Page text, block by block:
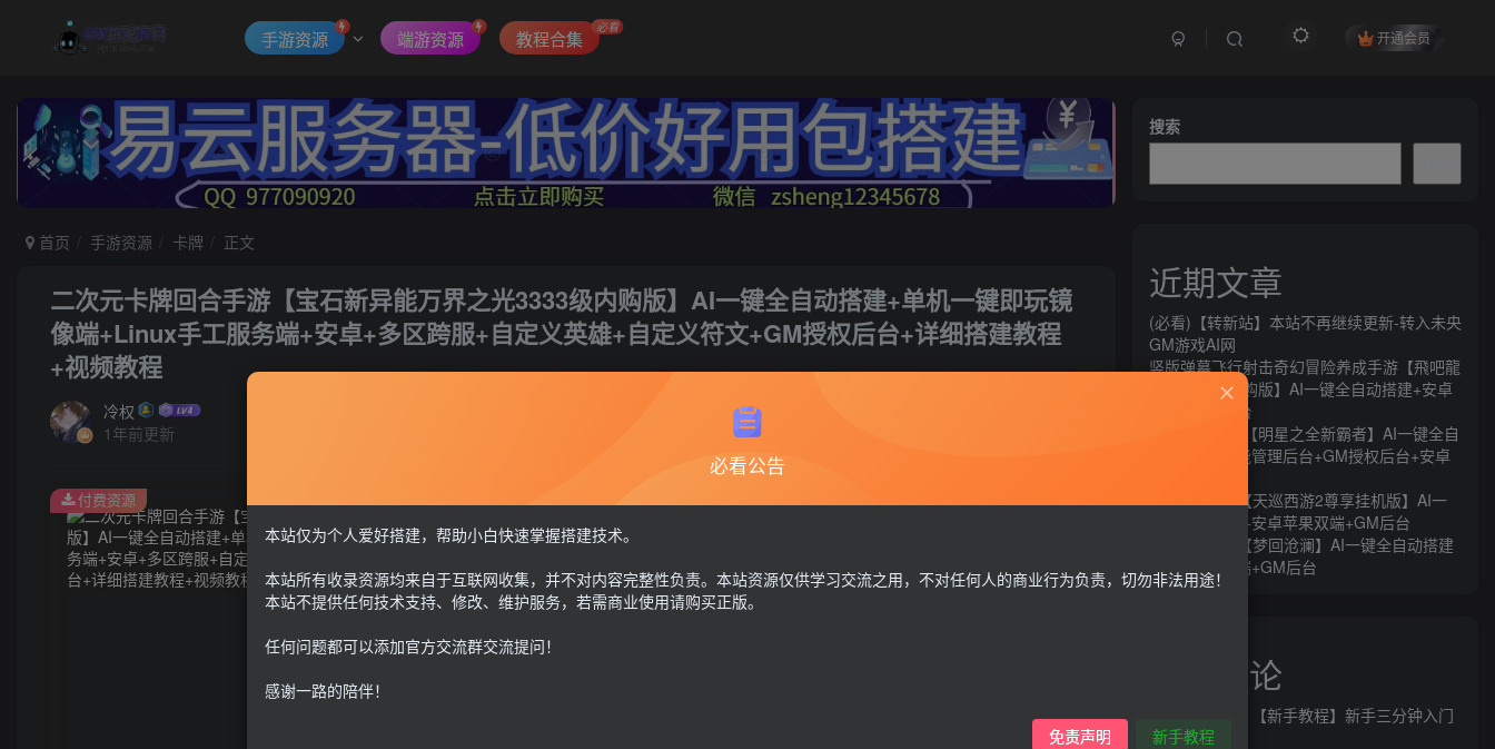
手游资源 端游资源 教程合集
必看
开通会员
首页 手游资源 卡牌 正文
二次元卡牌回合手游【宝石新异能万界之光3333级内购版】AI一键全自动搭建+单机一键即玩镜
像端+Linux手工服务端+安卓+多区跨服+自定义英雄+自定义符文+GM授权后台+详细搭建教程
+视频教程
冷权
1年前更新
30 限时特惠
付费资源
搜索
近期文章
(必看)【转新站】本站不再继续更新-转入未央
GM游戏AI网
竖版弹幕飞行射击奇幻冒险养成手游【飛吧龍
騎士代金券内购版】AI一键全自动搭建+安卓
+CDK授权后台
横版闯关手游【明星之全新霸者】AI一键全自
动搭建+全功能管理后台+GM授权后台+安卓
MT3换皮MH【天巡西游2尊享挂机版】AI一
键全自动搭建+安卓苹果双端+GM后台
MT3换皮MH【梦回沧澜】AI一键全自动搭建
+安卓苹果双端+GM后台
近期评论
【新手教程】新手三分钟入门
AI全自动搭建
必看公告
本站仅为个人爱好搭建，帮助小白快速掌握搭建技术。
本站所有收录资源均来自于互联网收集，并不对内容完整性负责。本站资源仅供学习交流之用，不对任何人的商业行为负责，切勿非法用途！
本站不提供任何技术支持、修改、维护服务，若需商业使用请购买正版。
任何问题都可以添加官方交流群交流提问！
感谢一路的陪伴！
免责声明 新手教程